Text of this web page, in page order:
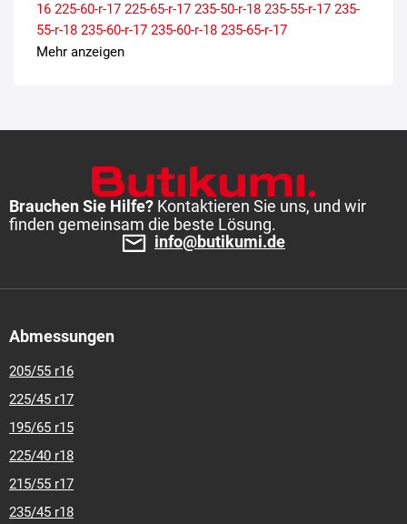
16 225-60-r-17 225-65-r-17 235-50-r-18 235-55-r-17 235-
55-r-18 235-60-r-17 235-60-r-18 235-65-r-17
Mehr anzeigen
Brauchen Sie Hilfe? Kontaktieren Sie uns, und wir
finden gemeinsam die beste Lösung.
info@butikumi.de
Abmessungen
205/55 r16
225/45 r17
195/65 r15
225/40 r18
215/55 r17
235/45 r18